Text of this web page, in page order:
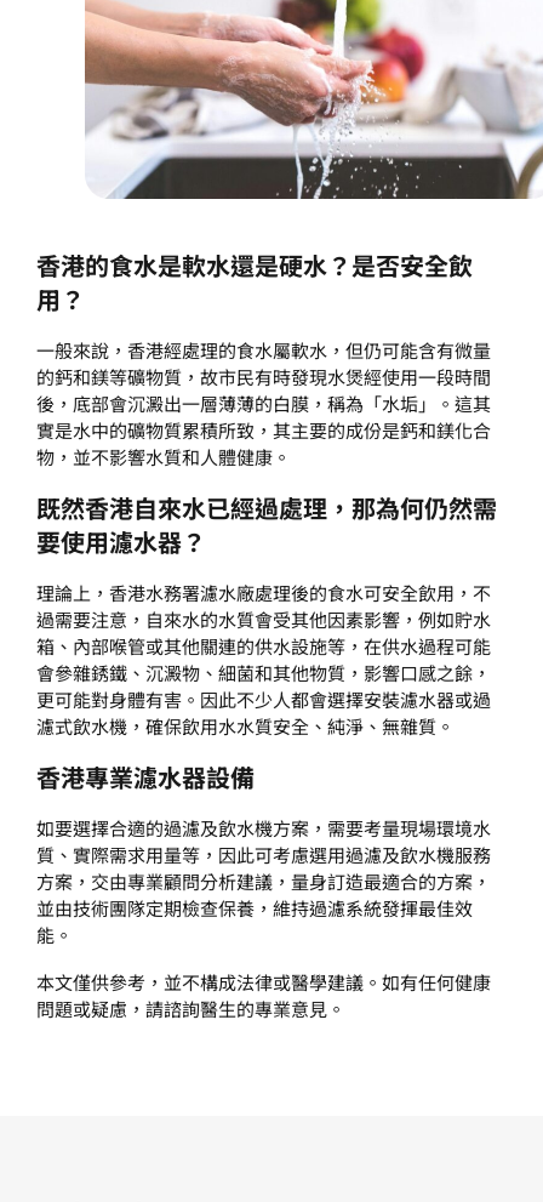
香港的食水是軟水還是硬水？是否安全飲
用？
一般來說，香港經處理的食水屬軟水，但仍可能含有微量
的鈣和鎂等礦物質，故市民有時發現水煲經使用一段時間
後，底部會沉澱出一層薄薄的白膜，稱為「水垢」。這其
實是水中的礦物質累積所致，其主要的成份是鈣和鎂化合
物，並不影響水質和人體健康。
既然香港自來水已經過處理，那為何仍然需
要使用濾水器？
理論上，香港水務署濾水廠處理後的食水可安全飲用，不
過需要注意，自來水的水質會受其他因素影響，例如貯水
箱、內部喉管或其他關連的供水設施等，在供水過程可能
會參雜銹鐵、沉澱物、細菌和其他物質，影響口感之餘，
更可能對身體有害。因此不少人都會選擇安裝濾水器或過
濾式飲水機 ，確保飲用水水質安全、純淨、無雜質。
香港專業濾水器設備
如要選擇合適的過濾及飲水機方案，需要考量現場環境水
質、實際需求用量等，因此可考慮選用過濾及飲水機服務
方案，交由專業顧問分析建議，量身訂造最適合的方案，
並由技術團隊定期檢查保養，維持過濾系統發揮最佳效
能。
本文僅供參考，並不構成法律或醫學建議。如有任何健康
問題或疑慮，請諮詢醫生的專業意見。